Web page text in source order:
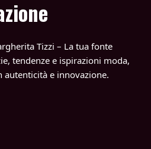
Tizzi – La tua fonte
tendenze e ispirazioni moda,
autenticità e innovazione.